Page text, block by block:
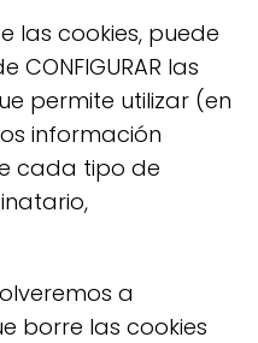
las cookies, puede
CONFIGURAR las
permite utilizar (en
información
cada tipo de
a
borre las cookies